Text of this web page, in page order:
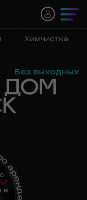
Химчистка
Без выходных
ДОМ
в